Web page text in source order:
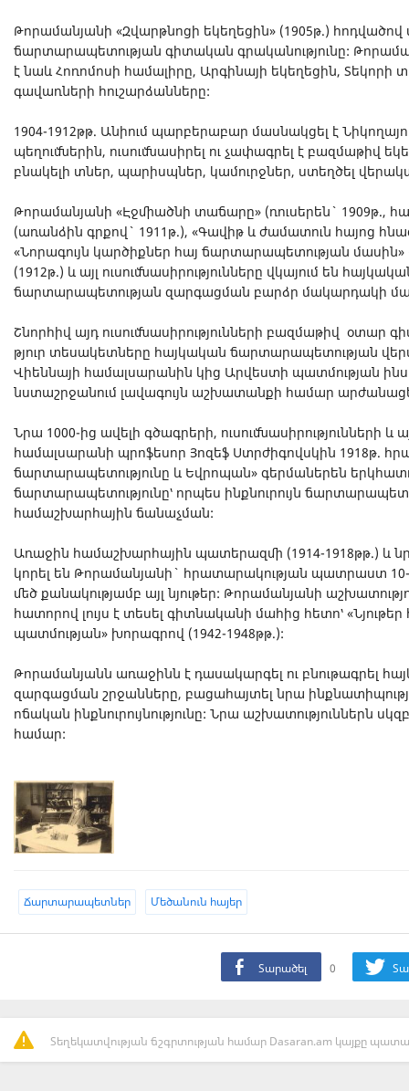
Թորամանյանի «Զվարթնոցի եկեղեցին» (1905թ.)
ճարտարապետության գիտական գրականությունը:
է նաև Հոռոմոսի համալիրը, Արգինայի եկեղեցին,
գավառների հուշարձանները:
1904-1912թթ. Անիում պարբերաբար մասնակցել է
պեղումներին, ուսումնասիրել ու չափագրել է բազմաթիվ
բնակելի տներ, պարիսպներ, կամուրջներ, ստեղծել
Թորամանյանի «Էջմիածնի տաճարը» (ռուսերեն` 1909թ.,
(առանձին գրքով` 1911թ.), «Գավիթ և ժամատուն հայոց
«Նորագույն կարծիքներ հայ ճարտարապետության մասին»
(1912թ.) և այլ ուսումնասիրությունները վկայում են
ճարտարապետության զարգացման բարձր մակարդակի
Շնորհիվ այդ ուսումնասիրությունների բազմաթիվ օտար
թյուր տեսակետները հայկական ճարտարապետության
Վիեննայի համալսարանին կից Արվեստի պատմության
նստաշրջանում լավագույն աշխատանքի համար
Նրա 1000-ից ավելի գծագրերի, ուսումնասիրությունների և
համալսարանի պրոֆեսոր Յոզեֆ Ստրժիգովսկին 1918թ.
ճարտարապետությունը և Եվրոպան» գերմաներեն
ճարտարապետությունը՝ որպես ինքնուրույն
համաշխարհային ճանաչման:
Առաջին համաշխարհային պատերազմի (1914-1918թթ.) և
կորել են Թորամանյանի` հրատարակության պատրաստ 10-
մեծ քանակությամբ այլ նյութեր: Թորամանյանի
հատորով լույս է տեսել գիտնականի մահից հետո՝
պատմության» խորագրով (1942-1948թթ.):
Թորամանյանն առաջինն է դասակարգել ու բնութագրել
զարգացման շրջանները, բացահայտել նրա
ոճական ինքնուրույնությունը: Նրա աշխատություններն
համար:
Ճարտարապետներ Մեծանուն հայեր
Տարածել 0
Տեղեկատվության ճշգրտության համար Dasaran.am կայքը